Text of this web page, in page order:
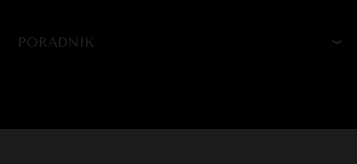
PORADNIK